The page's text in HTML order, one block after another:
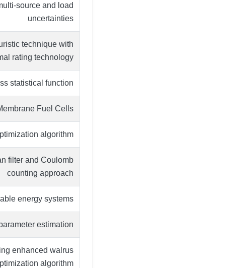
source and load
uncertainties
technique with
rating technology
statistical function
Fuel Cells
algorithm
filter and Coulomb
counting approach
energy systems
estimation
enhanced walrus
algorithm